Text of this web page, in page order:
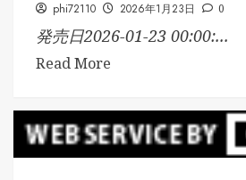
phi72110 2026年1月23日 0
発売日2026-01-23 00:00:...
Read More